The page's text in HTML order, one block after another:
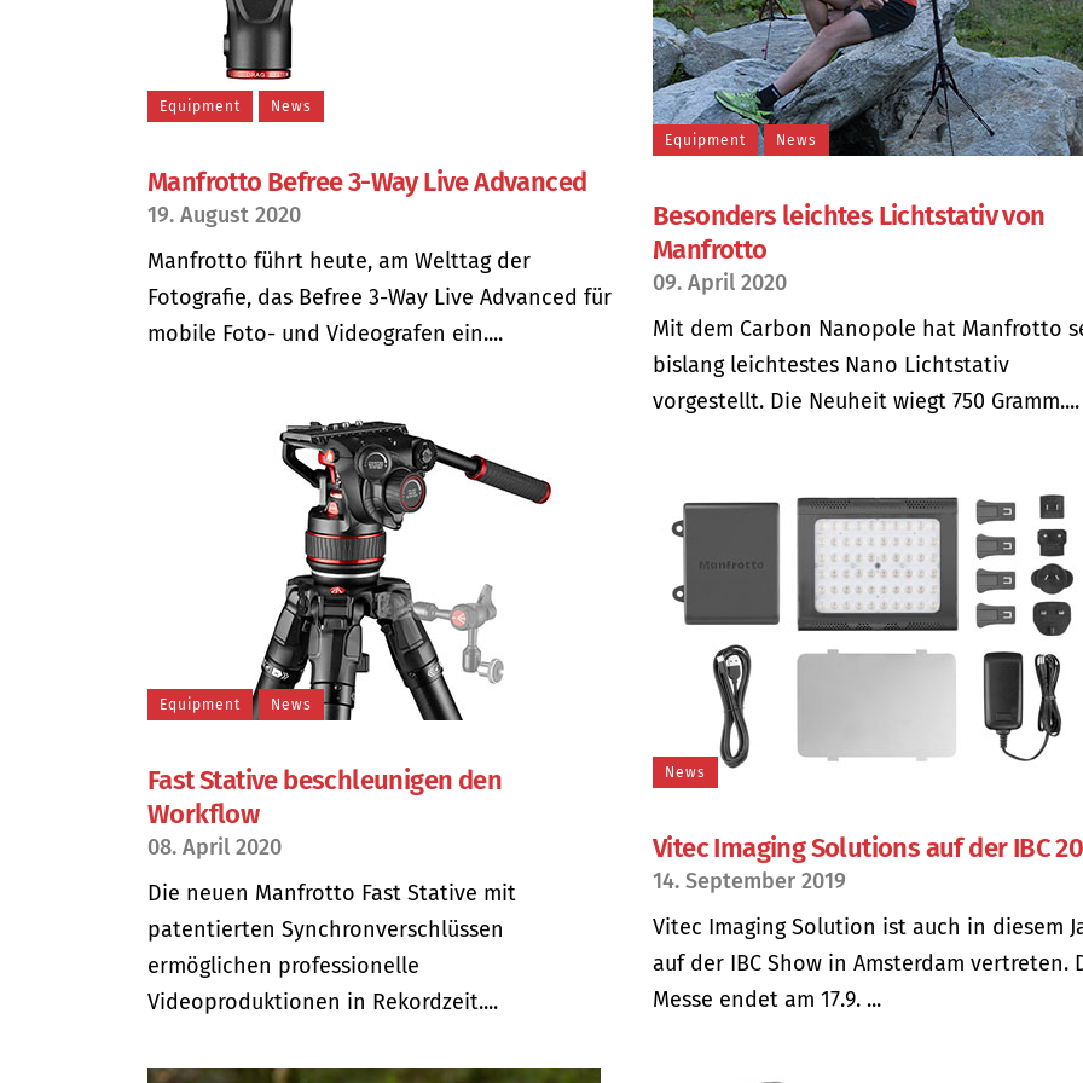
Equipment News
Manfrotto Befree 3-Way Live Advanced
19. August 2020
Manfrotto führt heute, am Welttag der
Fotografie, das Befree 3-Way Live Advanced für
mobile Foto- und Videografen ein....
Equipment News
Besonders leichtes Lichtstativ von
Manfrotto
09. April 2020
Mit dem Carbon Nanopole hat Manfrotto
bislang leichtestes Nano Lichtstativ
vorgestellt. Die Neuheit wiegt 750 Gramm....
Equipment News
Fast Stative beschleunigen den
Workflow
08. April 2020
Die neuen Manfrotto Fast Stative mit
patentierten Synchronverschlüssen
ermöglichen professionelle
Videoproduktionen in Rekordzeit....
News
Vitec Imaging Solutions auf der IBC
14. September 2019
Vitec Imaging Solution ist auch in diesem
auf der IBC Show in Amsterdam vertreten.
Messe endet am 17.9. ...